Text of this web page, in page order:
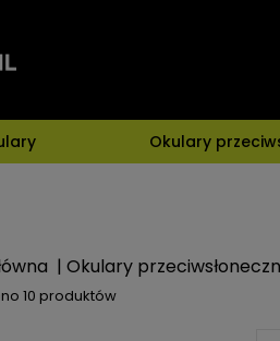
Okulary
| Okulary
10 produktów